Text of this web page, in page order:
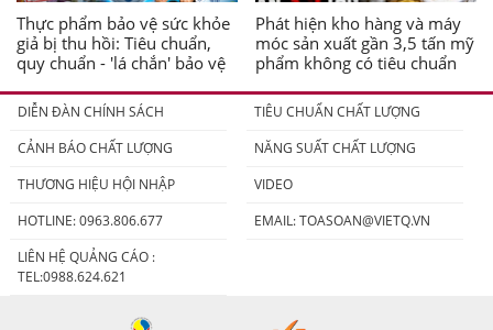
Thực phẩm bảo vệ sức khỏe
giả bị thu hồi: Tiêu chuẩn,
quy chuẩn - 'lá chắn' bảo vệ
Phát hiện kho hàng và máy
móc sản xuất gần 3,5 tấn mỹ
phẩm không có tiêu chuẩn
DIỄN ĐÀN CHÍNH SÁCH
TIÊU CHUẨN CHẤT LƯỢNG
CẢNH BÁO CHẤT LƯỢNG
NĂNG SUẤT CHẤT LƯỢNG
THƯƠNG HIỆU HỘI NHẬP
VIDEO
HOTLINE: 0963.806.677
EMAIL:TOASOAN@VIETQ.VN
LIÊN HỆ QUẢNG CÁO :
TEL:0988.624.621